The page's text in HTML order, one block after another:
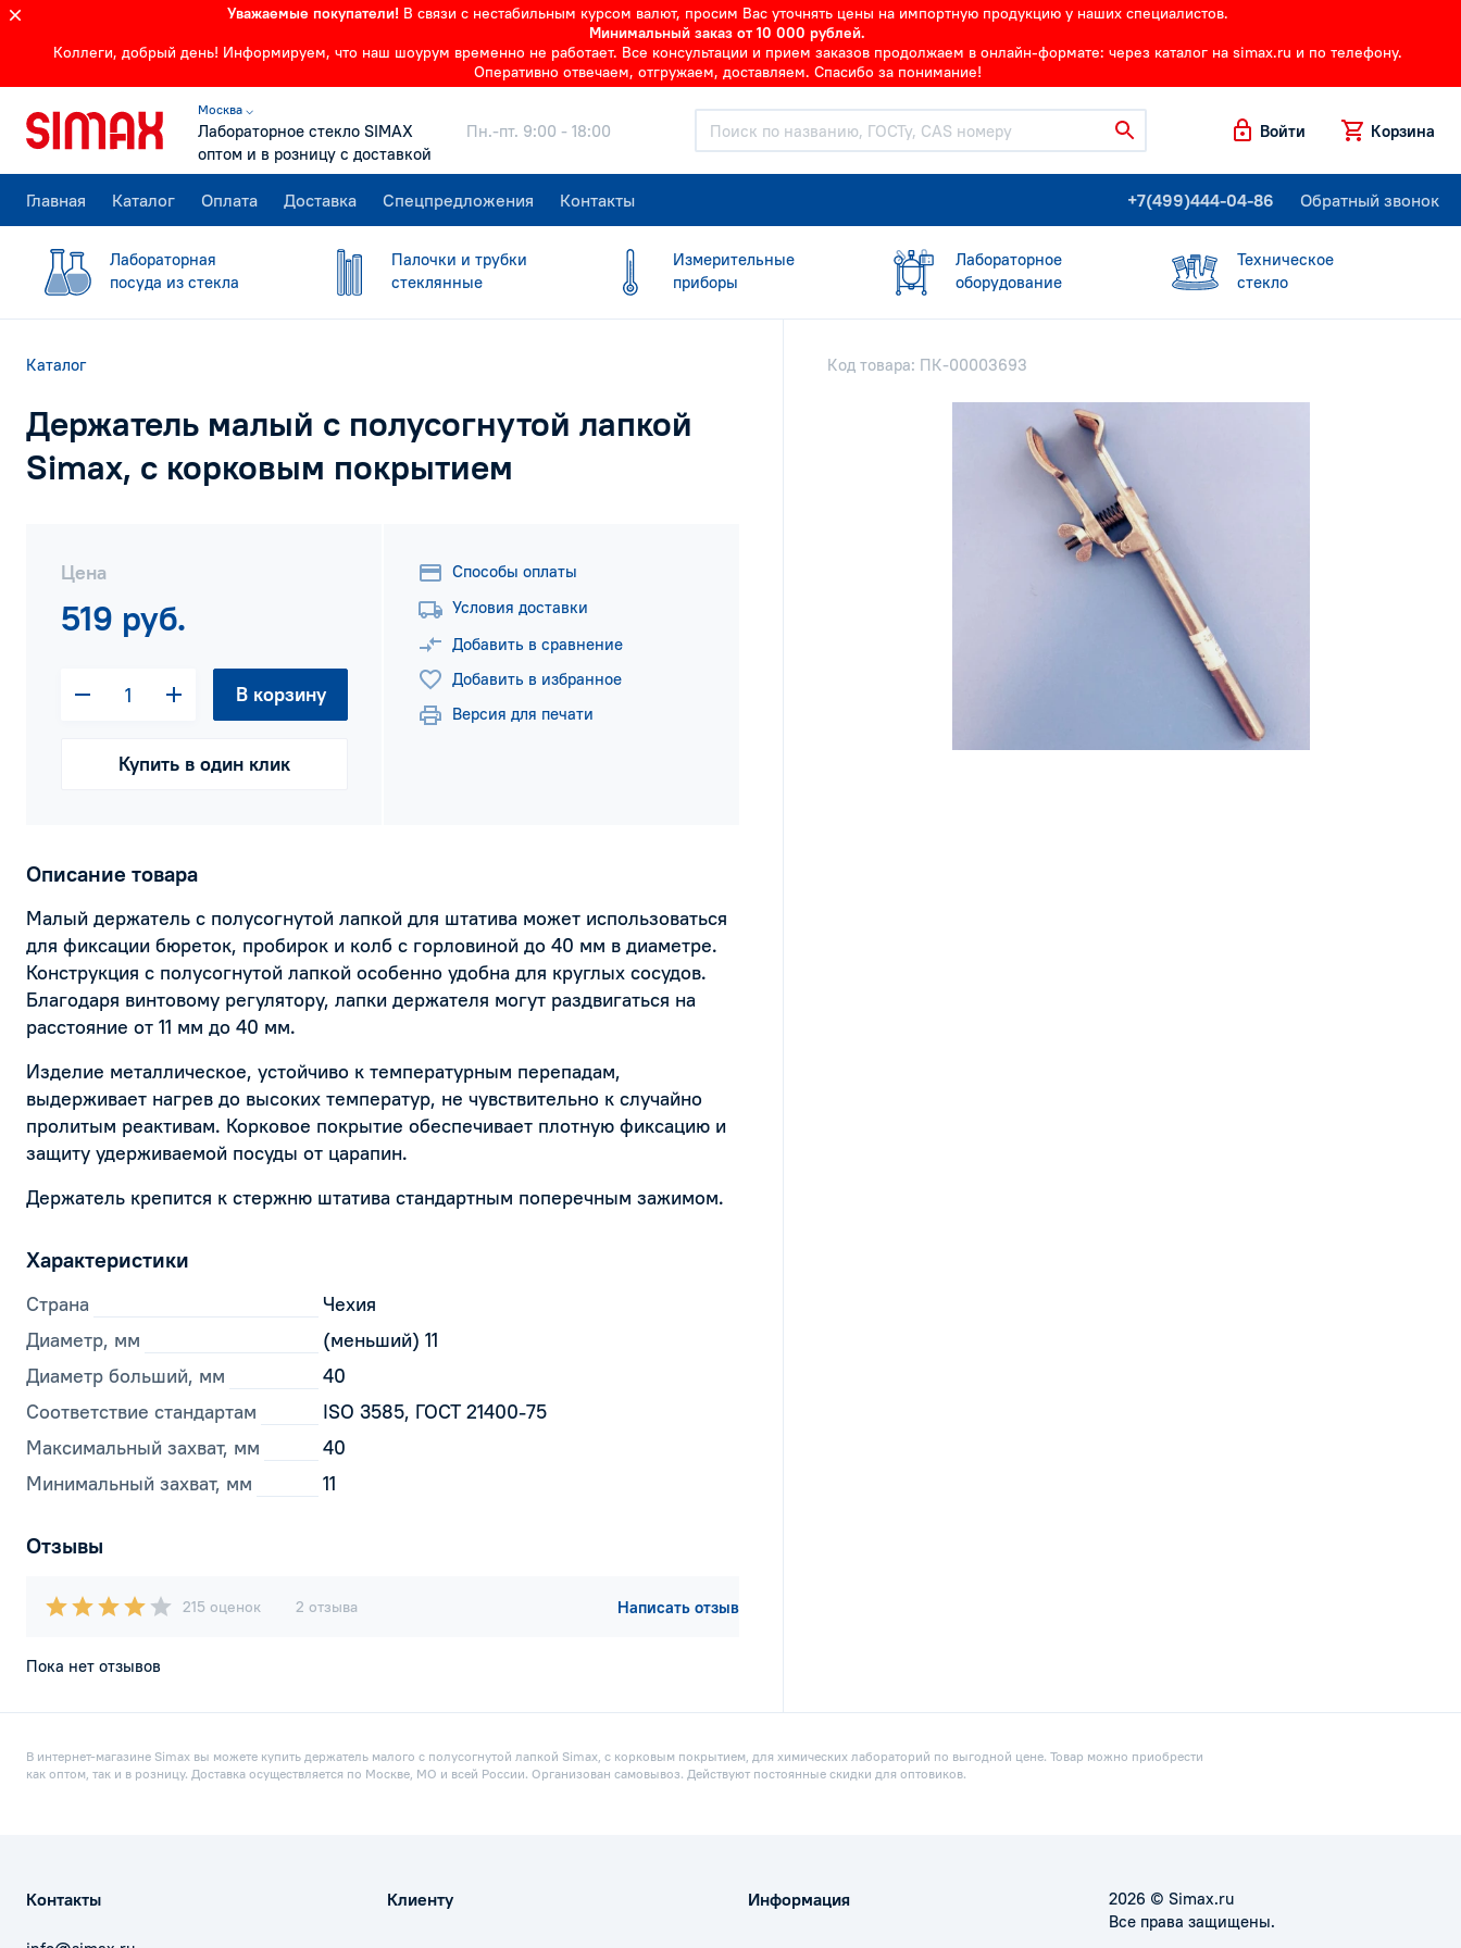
Уважаемые покупатели! В связи с нестабильным курсом валют, просим Вас уточнять цены на импортную продукцию у наших специалистов.
Минимальный заказ от 10 000 рублей.
Коллеги, добрый день! Информируем, что наш шоурум временно не работает. Все консультации и прием заказов продолжаем в онлайн-формате: через каталог на simax.ru и по телефону.
Оперативно отвечаем, отгружаем, доставляем. Спасибо за понимание!
Москва ⌵
Лабораторное стекло SIMAX
оптом и в розницу с доставкой
Пн.-пт. 9:00 - 18:00 Войти Корзина
Главная Каталог Оплата Доставка Спецпредложения Контакты +7(499)444-04-86 Обратный звонок
Лабораторная
посуда из стекла
Палочки и трубки
стеклянные
Измерительные
приборы
Лабораторное
оборудование
Техническое
стекло
Каталог
Держатель малый с полусогнутой лапкой
Simax, с корковым покрытием
Цена
519 руб.
В корзину
Купить в один клик
Способы оплаты
Условия доставки
Добавить в сравнение
Добавить в избранное
Версия для печати
Описание товара
Малый держатель с полусогнутой лапкой для штатива может использоваться
для фиксации бюреток, пробирок и колб с горловиной до 40 мм в диаметре.
Конструкция с полусогнутой лапкой особенно удобна для круглых сосудов.
Благодаря винтовому регулятору, лапки держателя могут раздвигаться на
расстояние от 11 мм до 40 мм.
Изделие металлическое, устойчиво к температурным перепадам,
выдерживает нагрев до высоких температур, не чувствительно к случайно
пролитым реактивам. Корковое покрытие обеспечивает плотную фиксацию и
защиту удерживаемой посуды от царапин.
Держатель крепится к стержню штатива стандартным поперечным зажимом.
Характеристики
Страна
Чехия
Диаметр, мм
(меньший) 11
Диаметр больший, мм
40
Соответствие стандартам
ISO 3585, ГОСТ 21400-75
Максимальный захват, мм
40
Минимальный захват, мм
11
Отзывы
215 оценок 2 отзыва Написать отзыв
Пока нет отзывов
Код товара: ПК-00003693
В интернет-магазине Simax вы можете купить держатель малого с полусогнутой лапкой Simax, с корковым покрытием, для химических лабораторий по выгодной цене. Товар можно приобрести
как оптом, так и в розницу. Доставка осуществляется по Москве, МО и всей России. Организован самовывоз. Действуют постоянные скидки для оптовиков.
Контакты Клиенту Информация
2026 © Simax.ru
Все права защищены.